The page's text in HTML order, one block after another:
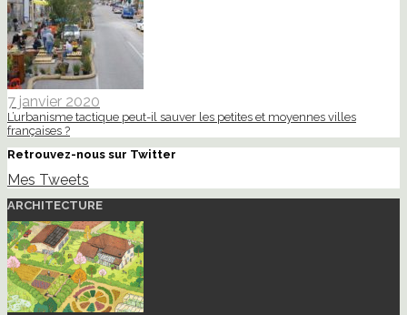
7 janvier 2020
L’urbanisme tactique peut-il sauver les petites et moyennes villes
françaises ?
Retrouvez-nous sur Twitter
Mes Tweets
ARCHITECTURE